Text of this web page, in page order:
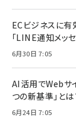
ECビジネスに有
「LINE通知メッ
6月30日 7:05
AI活用でWebサ
つの新基準」とは
6月24日 7:05